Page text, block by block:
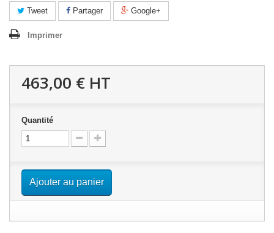
Tweet Partager Google+
Imprimer
463,00 € HT
Quantité
Ajouter au panier